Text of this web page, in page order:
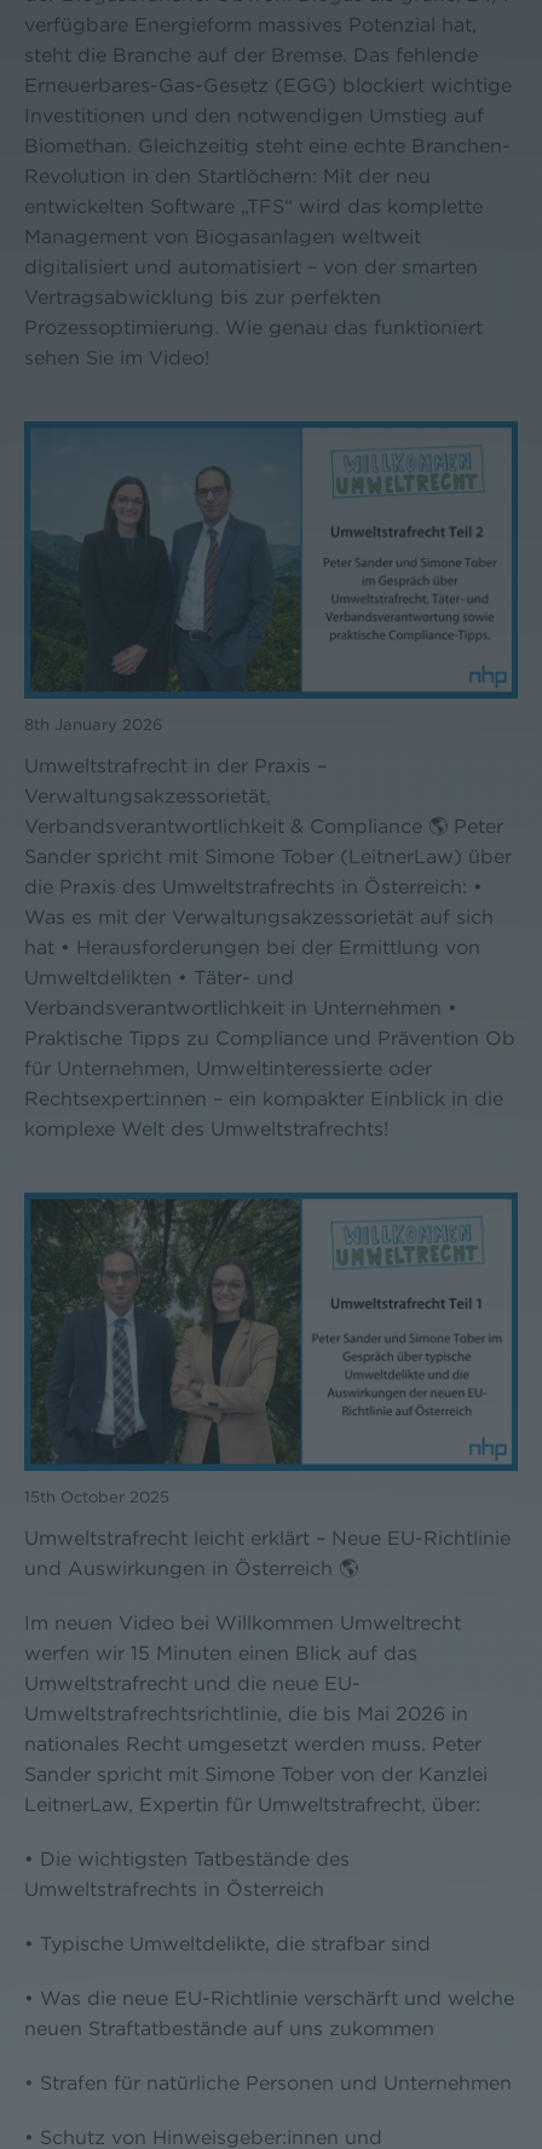
verfügbare Energieform massives Potenzial hat,
steht die Branche auf der Bremse. Das fehlende
Erneuerbares-Gas-Gesetz (EGG) blockiert wichtige
Investitionen und den notwendigen Umstieg auf
Biomethan. Gleichzeitig steht eine echte Branchen-
Revolution in den Startlöchern: Mit der neu
entwickelten Software „TFS“ wird das komplette
Management von Biogasanlagen weltweit
digitalisiert und automatisiert – von der smarten
Vertragsabwicklung bis zur perfekten
Prozessoptimierung. Wie genau das funktioniert
sehen Sie im Video!
8th January 2026
Umweltstrafrecht in der Praxis –
Verwaltungsakzessorietät,
Verbandsverantwortlichkeit & Compliance 🌎 Peter
Sander spricht mit Simone Tober (LeitnerLaw) über
die Praxis des Umweltstrafrechts in Österreich: •
Was es mit der Verwaltungsakzessorietät auf sich
hat • Herausforderungen bei der Ermittlung von
Umweltdelikten • Täter- und
Verbandsverantwortlichkeit in Unternehmen •
Praktische Tipps zu Compliance und Prävention Ob
für Unternehmen, Umweltinteressierte oder
Rechtsexpert:innen – ein kompakter Einblick in die
komplexe Welt des Umweltstrafrechts!
15th October 2025
Umweltstrafrecht leicht erklärt – Neue EU-Richtlinie
und Auswirkungen in Österreich 🌎
Im neuen Video bei Willkommen Umweltrecht
werfen wir 15 Minuten einen Blick auf das
Umweltstrafrecht und die neue EU-
Umweltstrafrechtsrichtlinie, die bis Mai 2026 in
nationales Recht umgesetzt werden muss. Peter
Sander spricht mit Simone Tober von der Kanzlei
LeitnerLaw, Expertin für Umweltstrafrecht, über:
• Die wichtigsten Tatbestände des
Umweltstrafrechts in Österreich
• Typische Umweltdelikte, die strafbar sind
• Was die neue EU-Richtlinie verschärft und welche
neuen Straftatbestände auf uns zukommen
• Strafen für natürliche Personen und Unternehmen
• Schutz von Hinweisgeber:innen und